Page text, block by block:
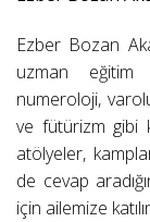
Ezber Bozan
uzman eğitim
numeroloji,
ve fütürizm gibi
atölyeler,
de cevap
için ailemize